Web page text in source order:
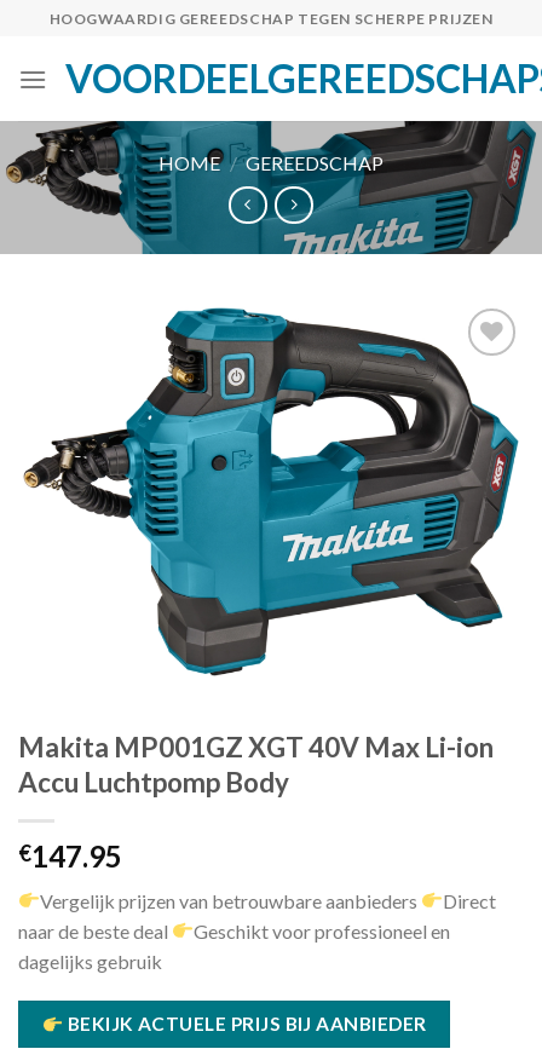
content
HOOGWAARDIG GEREEDSCHAP TEGEN SCHERPE PRIJZEN
HOME / GEREEDSCHAP
Toevoegen
aan
verlanglijst
Makita MP001GZ XGT 40V Max Li-ion
Accu Luchtpomp Body
€147.95
Vergelijk prijzen van betrouwbare aanbieders
Direct
naar de beste deal
Geschikt voor professioneel en
dagelijks gebruik
BEKIJK ACTUELE PRIJS BIJ AANBIEDER